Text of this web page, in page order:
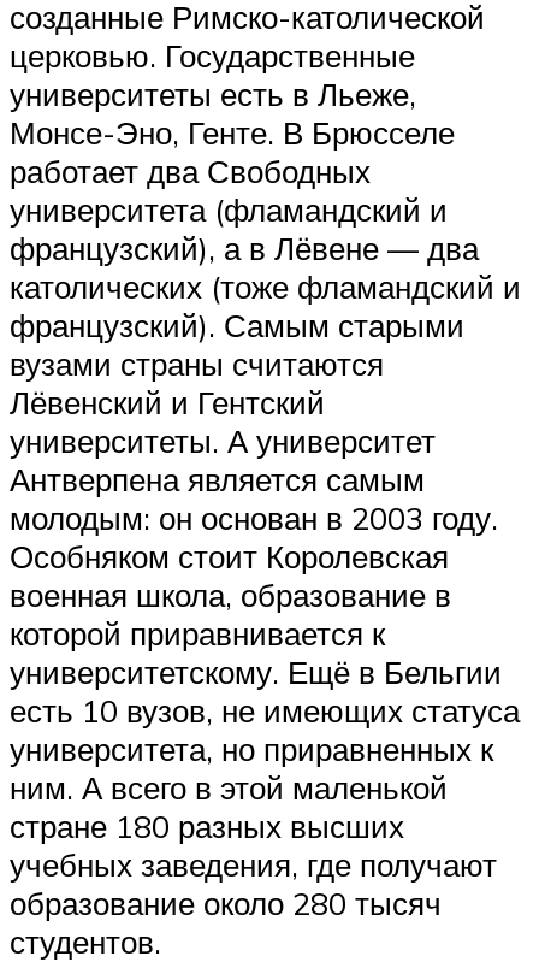
созданные Римско-католической
церковью. Государственные
университеты есть в Льеже,
Монсе-Эно, Генте. В Брюсселе
работает два Свободных
университета (фламандский и
французский), а в Лёвене — два
католических (тоже фламандский и
французский). Самым старыми
вузами страны считаются
Лёвенский и Гентский
университеты. А университет
Антверпена является самым
молодым: он основан в 2003 году.
Особняком стоит Королевская
военная школа, образование в
которой приравнивается к
университетскому. Ещё в Бельгии
есть 10 вузов, не имеющих статуса
университета, но приравненных к
ним. А всего в этой маленькой
стране 180 разных высших
учебных заведения, где получают
образование около 280 тысяч
студентов.